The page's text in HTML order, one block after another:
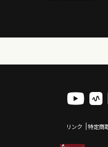
https://gazzlele.com/glabo-
リンク 特定商